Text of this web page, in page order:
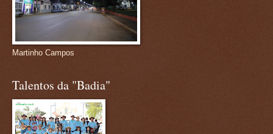
Martinho Campos
Talentos da "Badia"